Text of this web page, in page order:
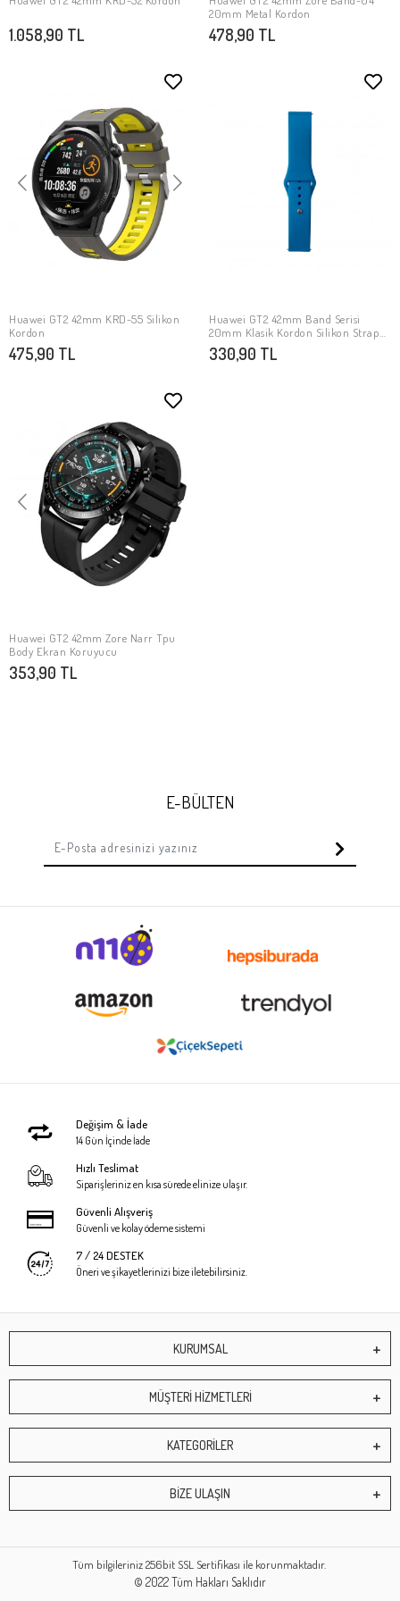
SEPETE EKLE
1.058,90 TL
SEPETE EKLE
20mm Metal Kordon
478,90 TL
SEPETE EKLE
Huawei GT2 42mm KRD-55 Silikon
Kordon
475,90 TL
SEPETE EKLE
Huawei GT2 42mm Band Serisi
20mm Klasik Kordon Silikon Strap
Kayış
330,90 TL
SEPETE EKLE
Huawei GT2 42mm Zore Narr Tpu
Body Ekran Koruyucu
353,90 TL
E-BÜLTEN
Değişim & İade
14 Gün İçinde İade
Hızlı Teslimat
Siparişleriniz en kısa sürede elinize ulaşır.
Güvenli Alışveriş
Güvenli ve kolay ödeme sistemi
7 / 24 DESTEK
Öneri ve şikayetlerinizi bize iletebilirsiniz.
KURUMSAL
MÜŞTERİ HİZMETLERİ
KATEGORİLER
BİZE ULAŞIN
Tüm bilgileriniz 256bit SSL Sertifikası ile korunmaktadır.
© 2022Tüm Hakları Saklıdır